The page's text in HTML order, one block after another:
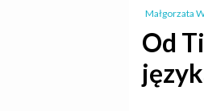
Małgorzata
Od